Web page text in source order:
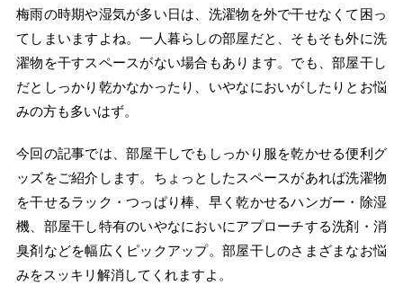
梅雨の時期や湿気が多い日は、洗濯物を外で干せなくて困っ
てしまいますよね。一人暮らしの部屋だと、そもそも外に洗
濯物を干すスペースがない場合もあります。でも、部屋干し
だとしっかり乾かなかったり、いやなにおいがしたりとお悩
みの方も多いはず。
今回の記事では、部屋干しでもしっかり服を乾かせる便利グ
ッズをご紹介します。ちょっとしたスペースがあれば洗濯物
を干せるラック・つっぱり棒、早く乾かせるハンガー・除湿
機、部屋干し特有のいやなにおいにアプローチする洗剤・消
臭剤などを幅広くピックアップ。部屋干しのさまざまなお悩
みをスッキリ解消してくれますよ。